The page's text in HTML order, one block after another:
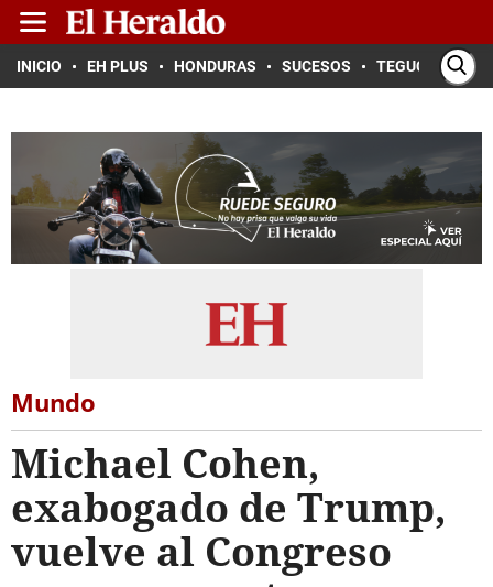
INICIO EH PLUS HONDURAS SUCESOS TEGUCIGALPA
Mundo
Michael Cohen,
exabogado de Trump,
vuelve al Congreso